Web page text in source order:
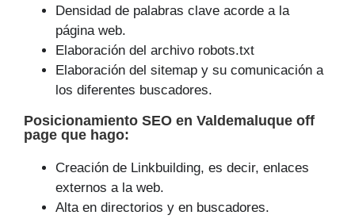
Densidad de palabras clave acorde a la
página web.
Elaboración del archivo robots.txt
Elaboración del sitemap y su comunicación a
los diferentes buscadores.
Posicionamiento SEO en Valdemaluque off
page que hago:
Creación de Linkbuilding, es decir, enlaces
externos a la web.
Alta en directorios y en buscadores.